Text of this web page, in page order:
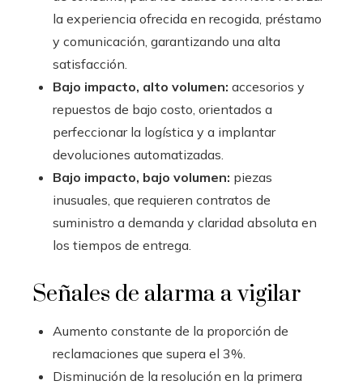
la experiencia ofrecida en recogida, préstamo
y comunicación, garantizando una alta
satisfacción.
Bajo impacto, alto volumen: accesorios y
repuestos de bajo costo, orientados a
perfeccionar la logística y a implantar
devoluciones automatizadas.
Bajo impacto, bajo volumen: piezas
inusuales, que requieren contratos de
suministro a demanda y claridad absoluta en
los tiempos de entrega.
Señales de alarma a vigilar
Aumento constante de la proporción de
reclamaciones que supera el 3%.
Disminución de la resolución en la primera